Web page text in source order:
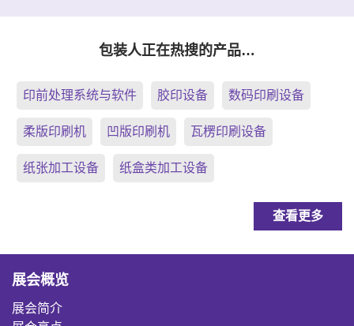
包装人正在热搜的产品…
印前处理系统与软件 胶印设备 数码印刷设备
柔版印刷机 凹版印刷机 瓦楞印刷设备
纸张加工设备 纸盒类加工设备
查看更多
展会概览
展会简介